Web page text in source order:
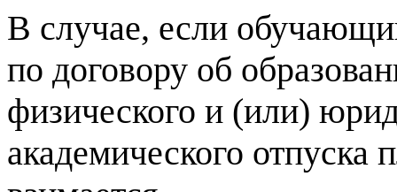
В случае, если
по договору об
физического и (или)
академического отпуска